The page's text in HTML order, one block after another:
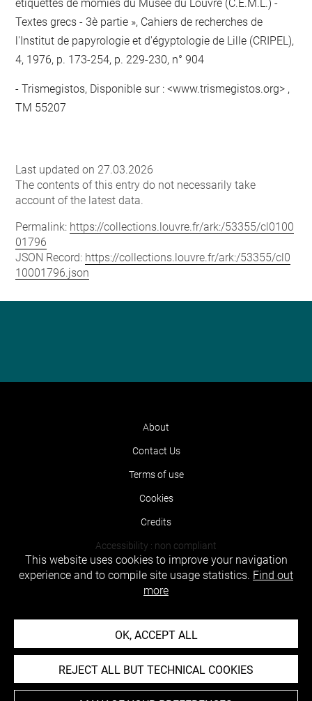
étiquettes de momies du Musée du Louvre (C.E.M.L.) -
Textes grecs - 3è partie », Cahiers de recherches de
l'Institut de papyrologie et d'égyptologie de Lille (CRIPEL),
4, 1976, p. 173-254, p. 229-230, n° 904
Trismegistos, Disponible sur : <www.trismegistos.org> ,
TM 55207
Last updated on 27.03.2026
The contents of this entry do not necessarily take
account of the latest data.
Permalink: https://collections.louvre.fr/ark:/53355/cl0100
01796
JSON Record: https://collections.louvre.fr/ark:/53355/cl0
10001796.json
About
Contact Us
Terms of use
Cookies
Credits
Accessibility : non compliant
This website uses cookies to improve your navigation
experience and to compile site usage statistics. Find out
more
OK, ACCEPT ALL
REJECT ALL BUT TECHNICAL COOKIES